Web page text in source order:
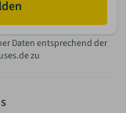
Daten entsprechend der
zu